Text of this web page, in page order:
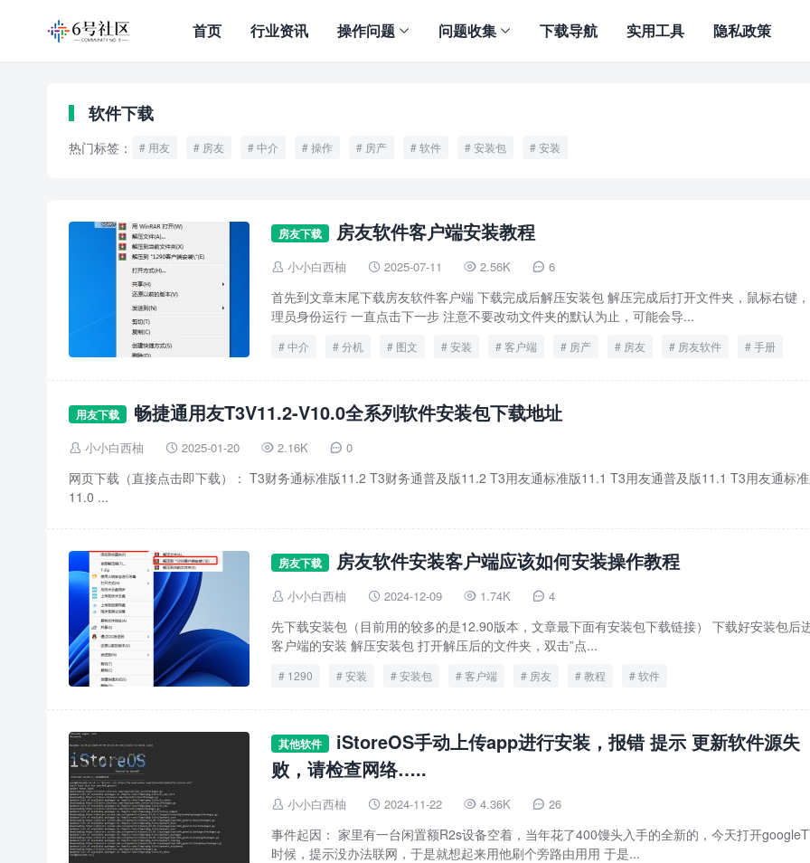
首页 行业资讯 操作问题 问题收集 下载导航 实用工具 隐私政策
软件下载
热门标签： 用友 房友 中介 操作 房产 软件 安装包 安装
房友下载 房友软件客户端安装教程
 小小白西柚  2025-07-11  2.56K  6
首先到文章末尾下载房友软件客户端 下载完成后解压安装包 解压完成后打开文件夹，鼠标右键
理员身份运行 一直点击下一步 注意不要改动文件夹的默认为止，可能会导...
中介 分机 图文 安装 客户端 房产 房友 房友软件
手册
用友下载 畅捷通用友T3V11.2-V10.0全系列软件安装包下载地址
 小小白西柚  2025-01-20  2.16K  0
网页下载（直接点击即下载）： T3财务通标准版11.2 T3财务通普及版11.2 T3用友通标准版11.1 T3用友通普及版11.1 T3用友通标
11.0 ...
房友下载 房友软件安装客户端应该如何安装操作教程
 小小白西柚  2024-12-09  1.74K  4
先下载安装包（目前用的较多的是12.90版本，文章最下面有安装包下载链接） 下载好安装包后
客户端的安装 解压安装包 打开解压后的文件夹，双击”点...
1290 安装 安装包 客户端 房友 教程 软件
其他软件
iStoreOS手动上传app进行安装，报错 提示 更新软件源失
败，请检查网络…..
 小小白西柚  2024-11-22  4.36K  26
事件起因： 家里有一台闲置额R2s设备空着，当年花了400馒头入手的全新的，今天打开
时候，提示没办法联网，于是就想起来用他刷个旁路由用用 于是...